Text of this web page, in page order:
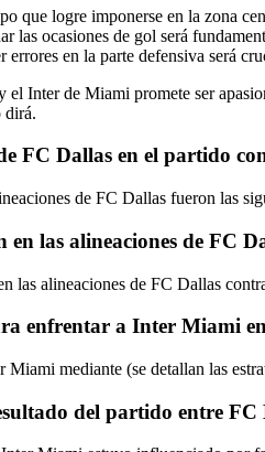
que logre imponerse en la zona
las ocasiones de gol será
en la parte defensiva será
Inter de Miami promete ser
dirá.
FC Dallas en el partido
de FC Dallas fueron las
en las alineaciones de FC
las alineaciones de FC Dallas
enfrentar a Inter Miami
mediante (se detallan las
del partido entre